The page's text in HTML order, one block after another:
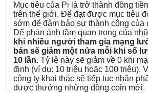
Mục tiêu của Pi là trở thành đồng
trên thế giới. Để đạt được mục tiêu
sớm để đảm bảo sự thành công
Để phản ánh tầm quan trọng của
khi nhiều người tham gia mạng
bản sẽ giảm một nửa mỗi khi số
10 lần. Tỷ lệ này sẽ giảm về 0 khi
định (ví dụ: 10 triệu hoặc 100 triệu).
công ty khai thác sẽ tiếp tục nhận
được thưởng những đồng coin mới.